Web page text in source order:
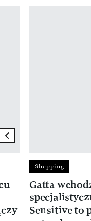
previous element
Shopping
Gatta
Sensitive to